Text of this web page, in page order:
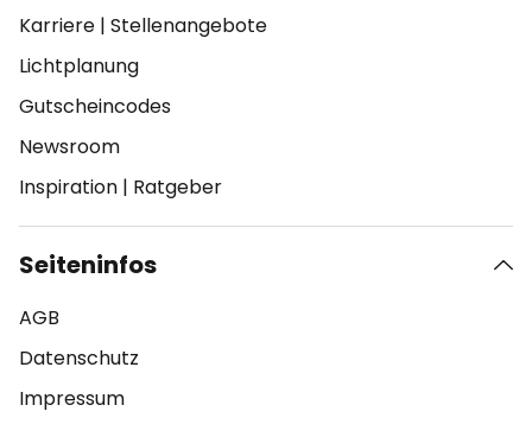
Karriere | Stellenangebote
Lichtplanung
Gutscheincodes
Newsroom
Inspiration | Ratgeber
Seiteninfos
AGB
Datenschutz
Impressum